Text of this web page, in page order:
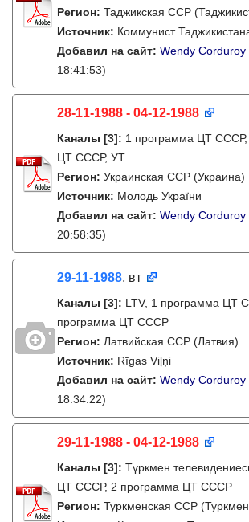
Регион: Таджикская ССР
Источник: Коммунист
Добавил на сайт: Wendy Corduroy
18:41:53)
28-11-1988 - 04-12-1988
Каналы [3]: 1 программа ЦТ СССР,
ЦТ СССР, УТ
Регион: Украинская ССР (Украина)
Источник: Молодь України
Добавил на сайт: Wendy Corduroy
20:58:35)
29-11-1988, вт
Каналы [3]: LTV, 1 программа ЦТ
программа ЦТ СССР
Регион: Латвийская ССР (Латвия)
Источник: Rīgas Viļņi
Добавил на сайт: Wendy Corduroy
18:34:22)
29-11-1988 - 04-12-1988
Каналы [3]: Түркмен
ЦТ СССР, 2 программа ЦТ СССР
Регион: Туркменская ССР